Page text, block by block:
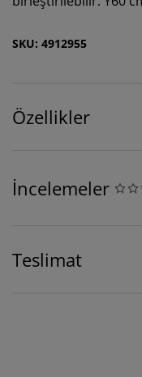
SKU: 4912955
Özellikler
İncelemeler
Teslimat